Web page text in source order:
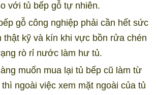
với tủ bếp gỗ tự nhiên.
gỗ công nghiệp phải cần hết sức
thật kỹ và kín khi vực bồn rửa chén
rò rỉ nước làm hư tủ.
muốn mua lại tủ bếp cũ làm từ
ngoài việc xem mặt ngoài của tủ